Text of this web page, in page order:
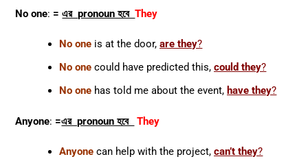
No one: =এর pronoun হবেThey
No one is at the door,are they?
No one could have predicted this,could they?
No one has told me about the event, have they?
Anyone: =এর pronoun হবে They
Anyone can help with the project,can’t they?